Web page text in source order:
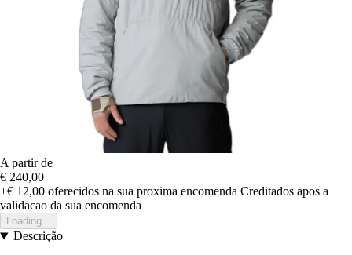
A partir de
€ 240,00
+€ 12,00 oferecidos na sua proxima encomenda Creditados apos a
validacao da sua encomenda
Loading...
Descrição